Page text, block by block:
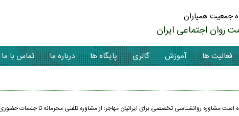
جمعیت همیاران
روان اجتماعی ایران
فعالیت ها آموزش گالری پایگاه ها درباره ما تماس با ما
است مشاوره روانشناسی تخصصی برای ایرانیان مهاجر؛ از مشاوره تلفنی محرمانه تا جلسات